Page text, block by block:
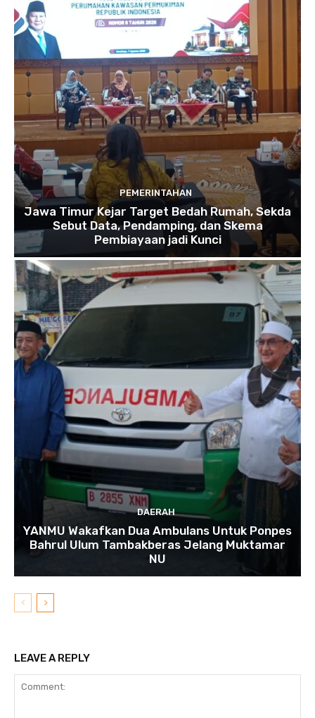
PEMERINTAHAN
Jawa Timur Kejar Target Bedah Rumah, Sekda
Sebut Data, Pendamping, dan Skema
Pembiayaan jadi Kunci
DAERAH
YANMU Wakafkan Dua Ambulans Untuk Ponpes
Bahrul Ulum Tambakberas Jelang Muktamar
NU
LEAVE A REPLY